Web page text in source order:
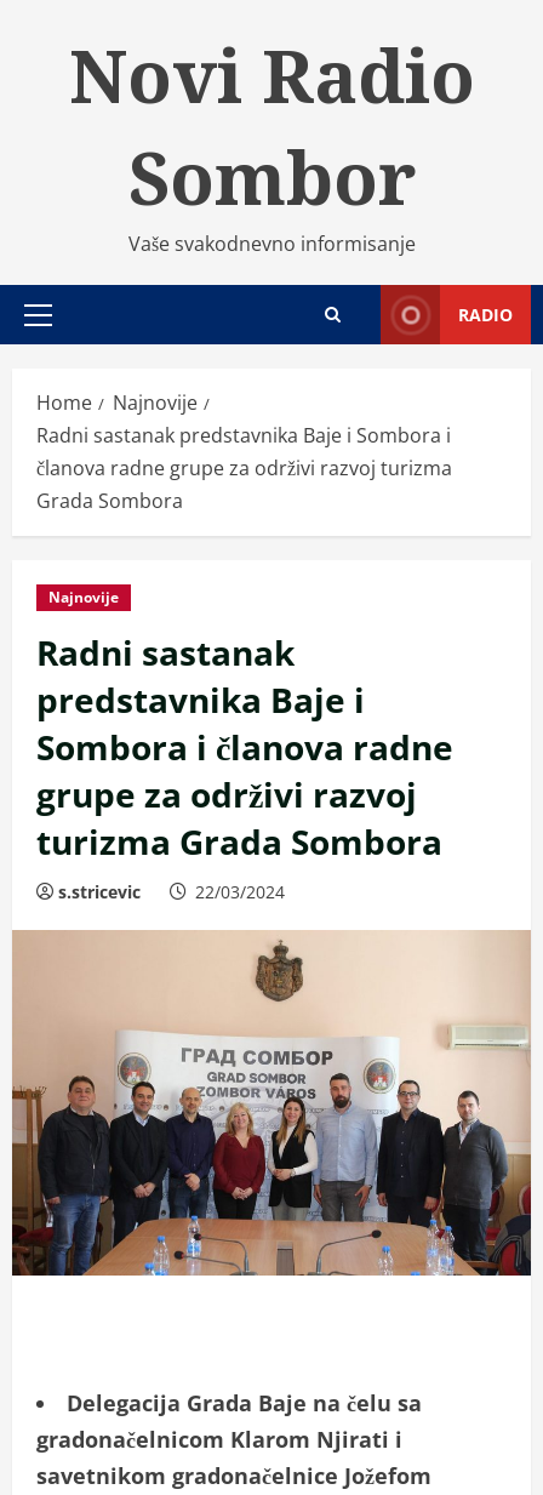
Novi Radio
Sombor
Vaše svakodnevno informisanje
Primary
RADIO
Home
Najnovije
Radni sastanak predstavnika Baje i Sombora i
članova radne grupe za održivi razvoj turizma
Grada Sombora
Najnovije
Radni sastanak
predstavnika Baje i
Sombora i članova radne
grupe za održivi razvoj
turizma Grada Sombora
s.stricevic 22/03/2024
Delegacija Grada Baje na čelu sa
gradonačelnicom Klarom Njirati i
savetnikom gradonačelnice Jožefom